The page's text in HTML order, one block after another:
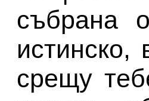
събрана
истинско,
срещу